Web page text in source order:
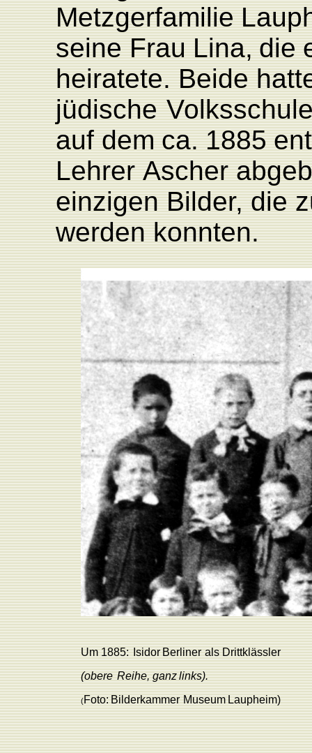
Metzgerfamilie Laup
seine Frau Lina, die
heiratete. Beide
jüdische V
auf dem ca. 1885
Lehrer Ascher
einzigen Bilder, die
werden konnten.
Um 1885: Isidor Berliner als Drittklässler
(obere Reihe, ganzlinks).
(Foto: Bilderkammer Museum Laupheim)